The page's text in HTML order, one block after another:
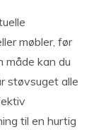
møbler, før
måde kan du
støvsuget alle
til en hurtig